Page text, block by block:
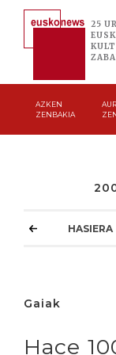
25
AZKEN
ZENBAKIA
HASIERA
Gaiak
Hace